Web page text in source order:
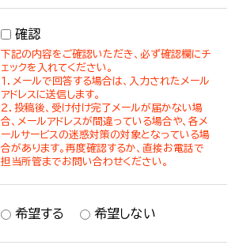
確認
下記の内容をご確認いただき、必ず確認欄にチ
ェックを入れてください。
１．メールで回答する場合は、入力されたメール
アドレスに送信します。
２．投稿後、受け付け完了メールが届かない場
合、メールアドレスが間違っている場合や、各メ
ールサービスの迷惑対策の対象となっている場
合があります。再度確認するか、直接お電話で
担当所管までお問い合わせください。
希望する 希望しない